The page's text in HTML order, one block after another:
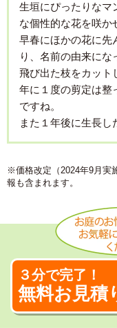
生垣にぴったりなマ
な個性的な花を咲か
早春にほかの花に先
り、名前の由来にな
飛び出た枝をカット
年に１度の剪定は整
ですね。
また１年後に生長し
※価格改定（2024年9月実
報も含まれます。
３分で完了！
無料お見積